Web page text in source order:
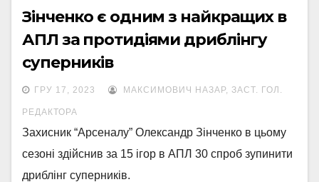
Зінченко є одним з найкращих в
АПЛ за протидіями дриблінгу
суперників
ГРУ 17, 2023 МАКСИМОВИЧ НАЗАР, ЗАСТ. ГОЛ.
РЕДАКТОРА
Захисник “Арсеналу” Олександр Зінченко в цьому
сезоні здійснив за 15 ігор в АПЛ 30 спроб зупинити
дриблінг суперників.